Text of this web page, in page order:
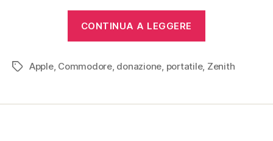
CONTINUA A LEGGERE
Tag Apple, Commodore, donazione, portatile, Zenith